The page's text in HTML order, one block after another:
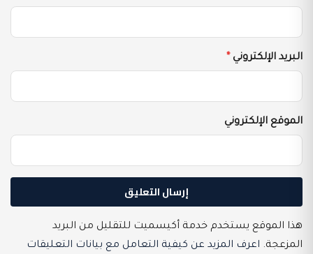
البريد الإلكتروني*
الموقع الإلكتروني
هذا الموقع يستخدم خدمة أكيسميت للتقليل من البريد
المزعجة. اعرف المزيد عن كيفية التعامل مع بيانات التعليقات